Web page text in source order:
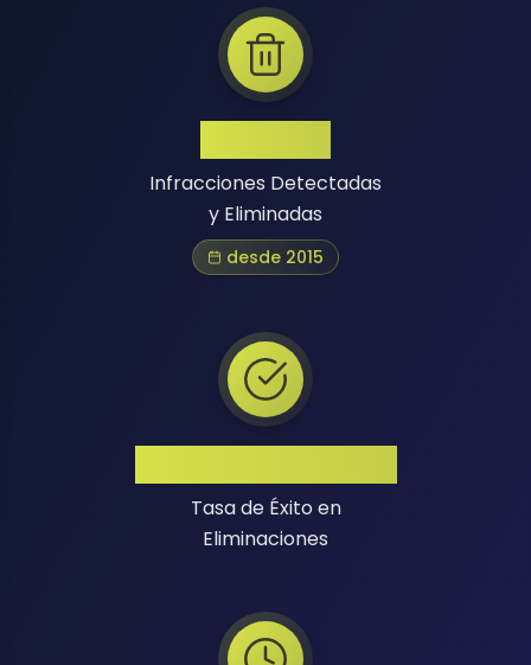
Infracciones Detectadas
y Eliminadas
desde 2015
Tasa de Éxito en
Eliminaciones